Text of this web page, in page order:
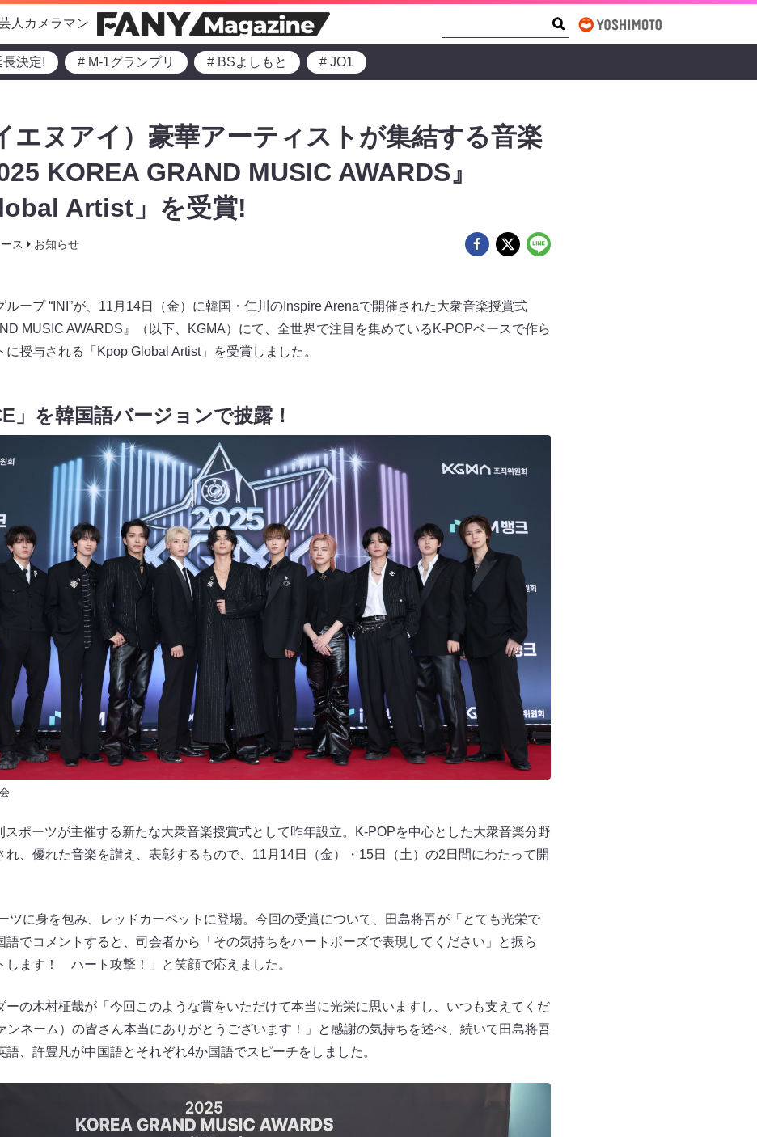
人カメラマン
決定! # M-1グランプリ # BSよしもと # JO1
エヌアイ）豪華アーティストが集結する音楽
KOREA GRAND MUSIC AWARDS』
Artist」を受賞!
ス お知らせ
ループ “INI”が、11月14日（金）に韓国・仁川のInspire Arenaで開催された大衆音楽授賞式
MUSIC AWARDS』（以下、KGMA）にて、全世界で注目を集めているK-POPベースで作ら
授与される「Kpop Global Artist」を受賞しました。
」を韓国語バージョンで披露！
スポーツが主催する新たな大衆音楽授賞式として昨年設立。K-POPを中心とした大衆音楽分野
れ、優れた音楽を讃え、表彰するもので、11月14日（金）・15日（土）の2日間にわたって開
ツに身を包み、レッドカーペットに登場。今回の受賞について、田島将吾が「とても光栄で
語でコメントすると、司会者から「その気持ちをハートポーズで表現してください」と振ら
します！ ハート攻撃！」と笑顔で応えました。
ーの木村柾哉が「今回このような賞をいただけて本当に光栄に思いますし、いつも支えてくだ
ンネーム）の皆さん本当にありがとうございます！」と感謝の気持ちを述べ、続いて田島将吾
語、許豊凡が中国語とそれぞれ4か国語でスピーチをしました。